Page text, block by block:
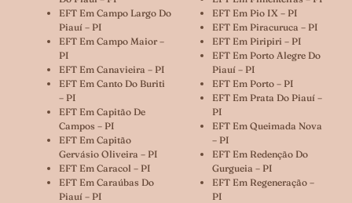
EFT Em Campo Largo Do
Piauí – PI
EFT Em Campo Maior –
PI
EFT Em Canavieira – PI
EFT Em Canto Do Buriti
– PI
EFT Em Capitão De
Campos – PI
EFT Em Capitão
Gervásio Oliveira – PI
EFT Em Caracol – PI
EFT Em Caraúbas Do
Piauí – PI
EFT Em Pio IX – PI
EFT Em Piracuruca – PI
EFT Em Piripiri – PI
EFT Em Porto Alegre Do
Piauí – PI
EFT Em Porto – PI
EFT Em Prata Do Piauí –
PI
EFT Em Queimada Nova
– PI
EFT Em Redenção Do
Gurgueia – PI
EFT Em Regeneração –
PI